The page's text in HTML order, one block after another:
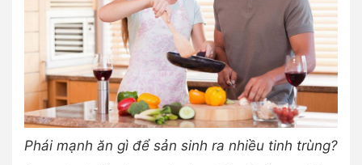
Phái mạnh ăn gì để sản sinh ra nhiều tinh trùng?